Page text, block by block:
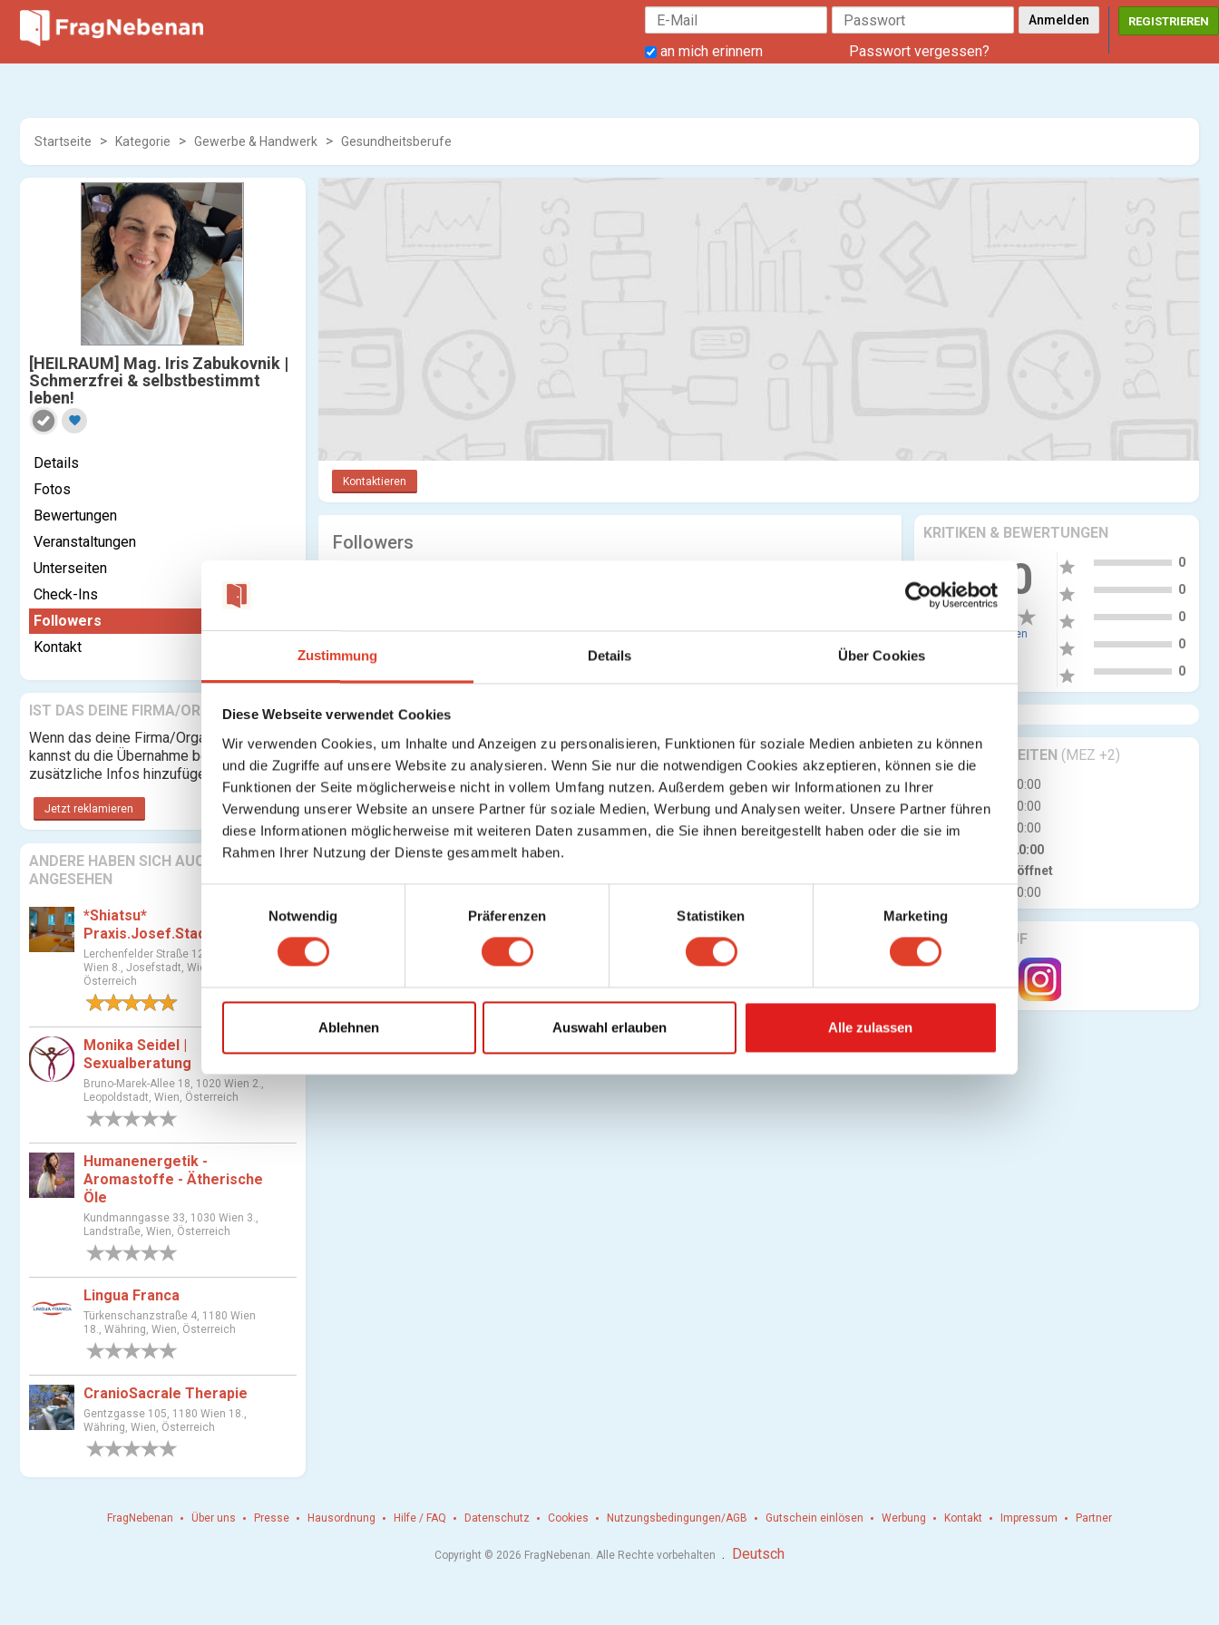
Zustimmung Details Über Cookies
Diese Webseite verwendet Cookies
Wir verwenden Cookies, um Inhalte und Anzeigen zu personalisieren, Funktionen für soziale Medien anbieten zu können
und die Zugriffe auf unsere Website zu analysieren. Wenn Sie nur die notwendigen Cookies akzeptieren, können sie die
Funktionen der Seite möglicherweise nicht in vollem Umfang nutzen. Außerdem geben wir Informationen zu Ihrer
Verwendung unserer Website an unsere Partner für soziale Medien, Werbung und Analysen weiter. Unsere Partner führen
diese Informationen möglicherweise mit weiteren Daten zusammen, die Sie ihnen bereitgestellt haben oder die sie im
Rahmen Ihrer Nutzung der Dienste gesammelt haben.
n
w
l
g
u
a
s
Notwendig Präferenzen Statistiken Marketing
Ablehnen Auswahl erlauben Alle zulassen
an mich erinnern Passwort vergessen?
REGISTRIEREN
Startseite Kategorie Gewerbe & Handwerk Gesundheitsberufe
[HEILRAUM] Mag. Iris Zabukovnik |
Schmerzfrei & selbstbestimmt
leben!
favorite
Details
Fotos
Bewertungen
Veranstaltungen
Unterseiten
Check-Ins
Followers
Kontakt
IST DAS DEINE FIRMA/ORGANISATION?
Wenn das deine Firma/Organisation ist,
kannst du die Übernahme beantragen und
zusätzliche Infos hinzufügen.
Jetzt reklamieren
ANDERE HABEN SICH AUCH
ANGESEHEN
*Shiatsu*
Praxis.Josef.Stadt*
Lerchenfelder Straße 122, 1070
Wien 8., Josefstadt, Wien,
Österreich
2 Bewertungen
Monika Seidel |
Sexualberatung
Bruno-Marek-Allee 18, 1020 Wien 2.,
Leopoldstadt, Wien, Österreich
Humanenergetik -
Aromastoffe - Ätherische
Öle
Kundmanngasse 33, 1030 Wien 3.,
Landstraße, Wien, Österreich
Lingua Franca
Türkenschanzstraße 4, 1180 Wien
18., Währing, Wien, Österreich
CranioSacrale Therapie
Gentzgasse 105, 1180 Wien 18.,
Währing, Wien, Österreich
Kontaktieren
KRITIKEN & BEWERTUNGEN
0.00
0 Bewertungen
star 0
star 0
star 0
star 0
star 0
GESCHÄFTSZEITEN (MEZ +2)
Mo
10:00 - 20:00
Di
10:00 - 20:00
Mi
10:00 - 20:00
10:00 - 20:00
Jetzt geöffnet
10:00 - 20:00
FINDE UNS AUF
Followers
FragNebenan Über uns Presse Hausordnung Hilfe / FAQ Datenschutz Cookies Nutzungsbedingungen/AGB Gutschein einlösen Werbung Kontakt Impressum Partner
Copyright © 2026 FragNebenan. Alle Rechte vorbehalten . Deutsch